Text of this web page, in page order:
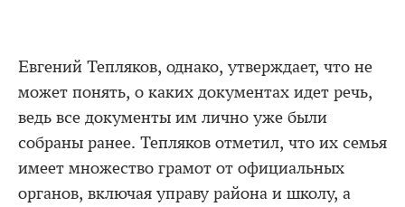
Евгений Тепляков, однако, утверждает, что не
может понять, о каких документах идет речь,
ведь все документы им лично уже были
собраны ранее. Тепляков отметил, что их семья
имеет множество грамот от официальных
органов, включая управу района и школу, а